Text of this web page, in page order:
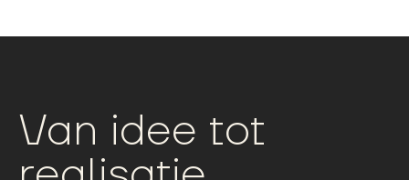
Van idee tot